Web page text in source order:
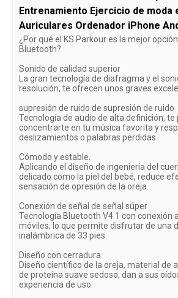
Entrenamiento Ejercicio de moda
Auriculares Ordenador iPhone
¿Por qué el KS Parkour es la mejor
Bluetooth?
Sonido de calidad superior
La gran tecnología de diafragma y el
resolución, te ofrecen unos graves
supresión de ruido de supresión de ruido
Tecnología de audio de alta definición, te
concentrarte en tu música favorita y
deslizamientos o palabras perdidas.
Cómodo y estable.
Aplicando el diseño de ingeniería del
delicado como la piel del bebé, reduce
sensación de opresión de la oreja.
Conexión de señal de señal súper
Tecnología Bluetooth V4.1 con conexión
móviles, lo que permite disfrutar de una
inalámbrica de 33 pies.
Diseño con cerradura.
Diseño científico de la oreja, material de
de proteína suave sedoso, dan a sus
experiencia de uso.